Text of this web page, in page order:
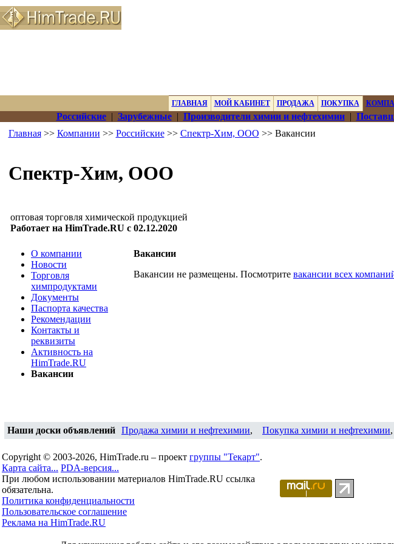
ГЛАВНАЯ МОЙ КАБИНЕТ ПРОДАЖА ПОКУПКА
Российские| Зарубежные| Производители химии и нефтехимии|
Главная>> Компании >> Российские>> Спектр-Хим, ООО >> Вакансии
Спектр-Хим, ООО
оптовая торговля химической продукцией
Работает на HimTrade.RU с 02.12.2020
О компании
Новости
Торговля
химпродуктами
Документы
Паспорта качества
Рекомендации
Контакты и
реквизиты
Активность на
HimTrade.RU
Вакансии
Вакансии
Вакансии не размещены. Посмотрите вакансии всех
Наши доски объявлений Продажа химии и нефтехимии, Покупка химии и нефтехимии
Copyright © 2003-2026, HimTrade.ru – проект группы "Текарт".
Карта сайта... PDA-версия...
При любом использовании материалов HimTrade.RU ссылка
обязательна.
Политика конфиденциальности
Пользовательское соглашение
Реклама на HimTrade.RU